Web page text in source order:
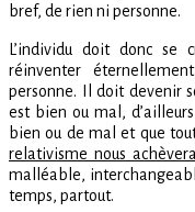
bref, de rien ni personne.
L’individu doit donc
réinventer
personne. Il doit devenir
est bien ou mal,
bien ou de mal et que
relativisme nous achèvera
malléable,
temps, partout.